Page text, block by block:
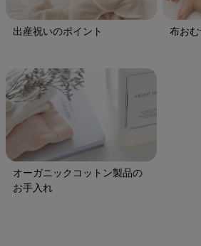
出産祝いのポイント 布お
オーガニックコットン製品の
お手入れ